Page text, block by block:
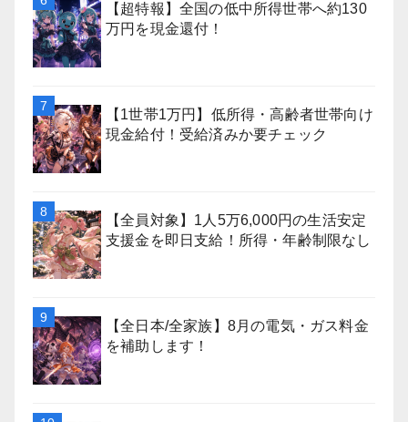
【超特報】全国の低中所得世帯へ約130
万円を現金還付！
【1世帯1万円】低所得・高齢者世帯向け
現金給付！受給済みか要チェック
【全員対象】1人5万6,000円の生活安定
支援金を即日支給！所得・年齢制限なし
【全日本/全家族】8月の電気・ガス料金
を補助します！